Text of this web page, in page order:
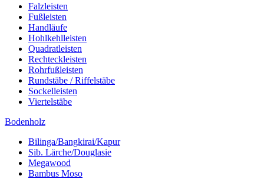
Falzleisten
Fußleisten
Handläufe
Hohlkehlleisten
Quadratleisten
Rechteckleisten
Rohrfußleisten
Rundstäbe / Riffelstäbe
Sockelleisten
Viertelstäbe
Bodenholz
Bilinga/Bangkirai/Kapur
Sib. Lärche/Douglasie
Megawood
Bambus Moso